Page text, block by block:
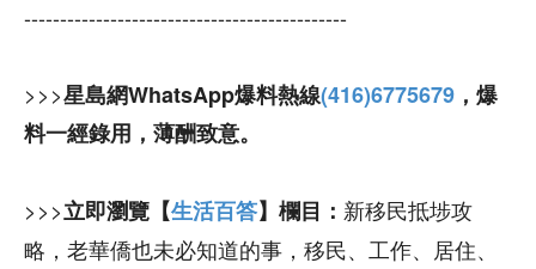
---------------------------------------------
>>>星島網WhatsApp爆料熱線(416)6775679 ，爆
料一經錄用，薄酬致意。
>>>立即瀏覽【生活百答】欄目： 新移民抵埗攻
略，老華僑也未必知道的事，移民、工作、居住、